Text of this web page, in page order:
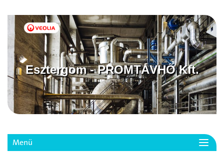
Esztergom - PROMTÁVHŐ Kft.
Menü